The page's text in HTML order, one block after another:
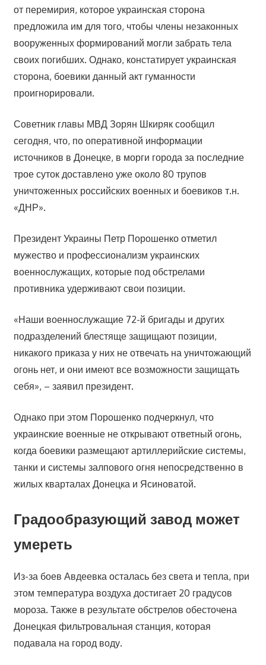
от перемирия, которое украинская сторона
предложила им для того, чтобы члены незаконных
вооруженных формирований могли забрать тела
своих погибших. Однако, констатирует украинская
сторона, боевики данный акт гуманности
проигнорировали.
Советник главы МВД Зорян Шкиряк сообщил
сегодня, что, по оперативной информации
источников в Донецке, в морги города за последние
трое суток доставлено уже около 80 трупов
уничтоженных российских военных и боевиков т.н.
«ДНР».
Президент Украины Петр Порошенко отметил
мужество и профессионализм украинских
военнослужащих, которые под обстрелами
противника удерживают свои позиции.
«Наши военнослужащие 72-й бригады и других
подразделений блестяще защищают позиции,
никакого приказа у них не отвечать на уничтожающий
огонь нет, и они имеют все возможности защищать
себя», – заявил президент.
Однако при этом Порошенко подчеркнул, что
украинские военные не открывают ответный огонь,
когда боевики размещают артиллерийские системы,
танки и системы залпового огня непосредственно в
жилых кварталах Донецка и Ясиноватой.
Градообразующий завод может
умереть
Из-за боев Авдеевка осталась без света и тепла, при
этом температура воздуха достигает 20 градусов
мороза. Также в результате обстрелов обесточена
Донецкая фильтровальная станция, которая
подавала на город воду.